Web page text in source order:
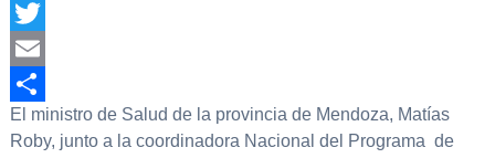
Facebook
Twitter
Email
Compartir
El ministro de Salud de la provincia de Mendoza, Matías
Roby, junto a la coordinadora Nacional del Programa de